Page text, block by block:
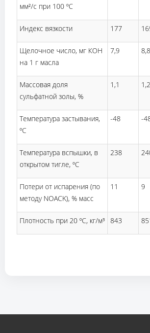
мм²/с при 100 ºС
Индекс вязкости 177
Щелочное число, мг КОН
на 1 г масла
7,9 8,8
Массовая доля
сульфатной золы, %
1,1 1,2
Температура застывания,
ºС
-48 -
Температура вспышки, в
открытом тигле, ºС
238
Потери от испарения (по
методу NOACK), % масс
11 9
Плотность при 20 ºС, кг/м³ 843